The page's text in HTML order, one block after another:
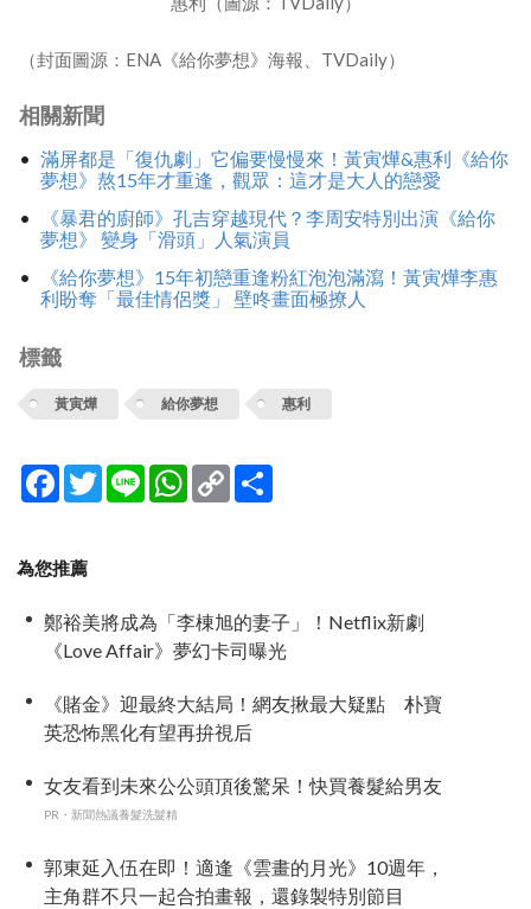
（封面圖源：ENA《給你夢想》海報、TVDaily）
相關新聞
滿屏都是「復仇劇」它偏要慢慢來！黃寅燁&惠利《給你
夢想》熬15年才重逢，觀眾：這才是大人的戀愛
《暴君的廚師》孔吉穿越現代？李周安特別出演《給你
夢想》 變身「滑頭」人氣演員
《給你夢想》15年初戀重逢粉紅泡泡滿瀉！黃寅燁李惠
利盼奪「最佳情侶獎」 壁咚畫面極撩人
標籤
黃寅燁 給你夢想 惠利
Facebook
TwitterLine WhatsApp
Copy
Link
為您推薦
鄭裕美將成為「李棟旭的妻子」！Netflix新劇
《Love Affair》夢幻卡司曝光
《賭金》迎最終大結局！網友揪最大疑點 朴寶
英恐怖黑化有望再拚視后
女友看到未來公公頭頂後驚呆！快買養髮給男友
PR・新聞熱議養髮洗髮精
郭東延入伍在即！適逢《雲畫的月光》10週年，
主角群不只一起合拍畫報，還錄製特別節目